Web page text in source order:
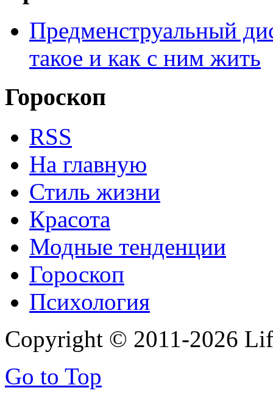
Предменструальный
такое и как с ним жить
Гороскоп
RSS
На главную
Стиль жизни
Красота
Модные тенденции
Гороскоп
Психология
Copyright © 2011-2026
Go to Top